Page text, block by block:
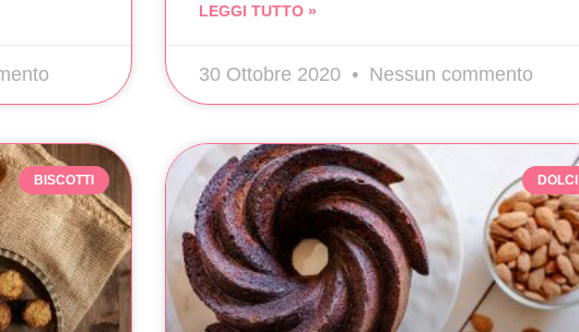
LEGGI TUTTO »
30 Ottobre 2020 Nessun commento
BISCOTTI DOLCI